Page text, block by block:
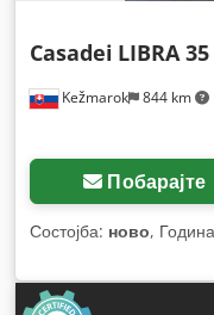
Kežmarok 844 km
Casadei LIBRA 35
Побарајте
Состојба: ново,